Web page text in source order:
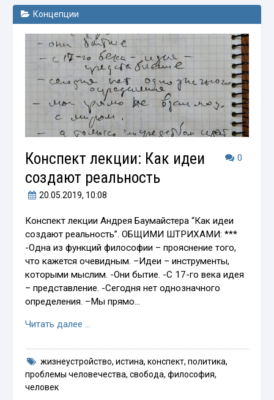
Концепции
0
Конспект лекции: Как идеи
создают реальность
20.05.2019, 10:08
Конспект лекции Андрея Баумайстера “Как идеи
создают реальность”. ОБЩИМИ ШТРИХАМИ: ***
-Одна из функций философии – прояснение того,
что кажется очевидным. –Идеи – инструменты,
которыми мыслим. -Они бытие. -С 17-го века идея
– представление. -Сегодня нет однозначного
определения. –Мы прямо…
Читать далее …
жизнеустройство, истина, конспект, политика,
проблемы человечества,свобода,философия,
человек